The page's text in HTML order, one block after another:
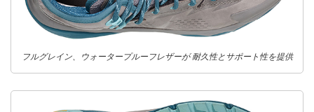
フルグレイン、ウォータープルーフレザーが 耐久性とサポート性を提供